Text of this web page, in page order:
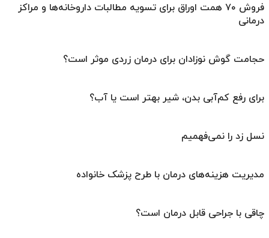
فروش ۷۰ همت اوراق برای تسویه مطالبات داروخانه‌ها و مراکز
درمانی
حجامت گوش نوزادان برای درمان زردی موثر است؟
برای رفع کم‌آبی بدن، شیر بهتر است یا آب؟
نسل زد را نمی‌فهمیم
مدیریت هزینه‌های درمان با طرح پزشک خانواده
چاقی با جراحی قابل درمان است؟